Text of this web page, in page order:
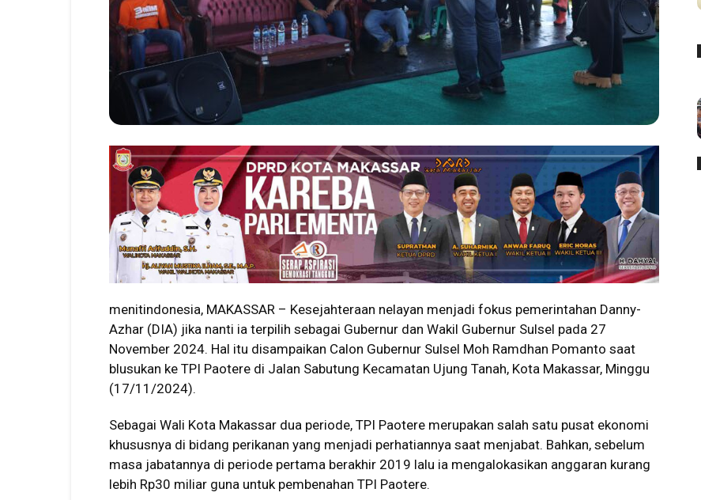
menitindonesia, MAKASSAR – Kesejahteraan nelayan menjadi fokus pemerintahan Danny-
Azhar (DIA) jika nanti ia terpilih sebagai Gubernur dan Wakil Gubernur Sulsel pada 27
November 2024. Hal itu disampaikan Calon Gubernur Sulsel Moh Ramdhan Pomanto saat
blusukan ke TPI Paotere di Jalan Sabutung Kecamatan Ujung Tanah, Kota Makassar, Minggu
(17/11/2024).
Sebagai Wali Kota Makassar dua periode, TPI Paotere merupakan salah satu pusat ekonomi
khususnya di bidang perikanan yang menjadi perhatiannya saat menjabat. Bahkan, sebelum
masa jabatannya di periode pertama berakhir 2019 lalu ia mengalokasikan anggaran kurang
lebih Rp30 miliar guna untuk pembenahan TPI Paotere.